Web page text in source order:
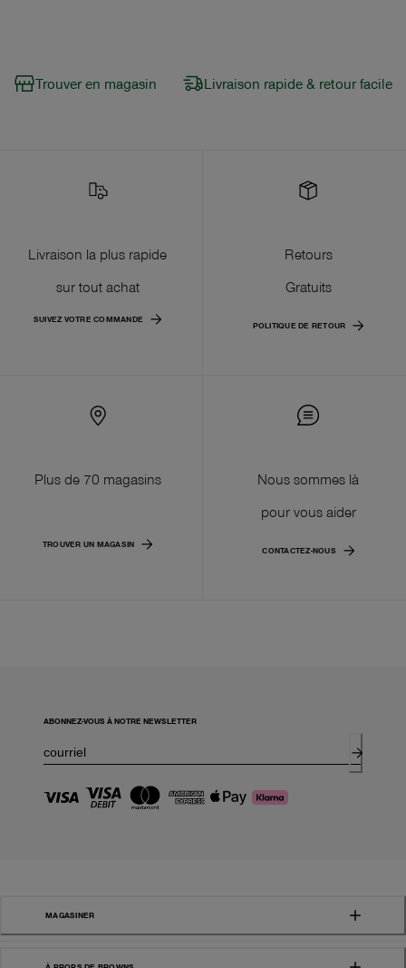
Trouver en magasin Livraison rapide & retour facile
Livraison la plus rapide
sur tout achat
SUIVEZ VOTRE COMMANDE
Retours
Gratuits
POLITIQUE DE RETOUR
Plus de 70 magasins
TROUVER UN MAGASIN
Nous sommes là
pour vous aider
CONTACTEZ-NOUS
ABONNEZ-VOUS À NOTRE NEWSLETTER
MAGASINER